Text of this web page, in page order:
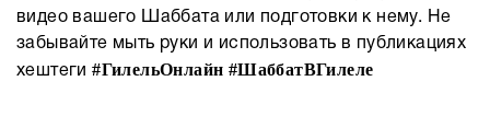
видео вашего Шаббата или подготовки к нему. Не
забывайте мыть руки и использовать в публикациях
хештеги#ГилельОнлайн #ШаббатВГилеле